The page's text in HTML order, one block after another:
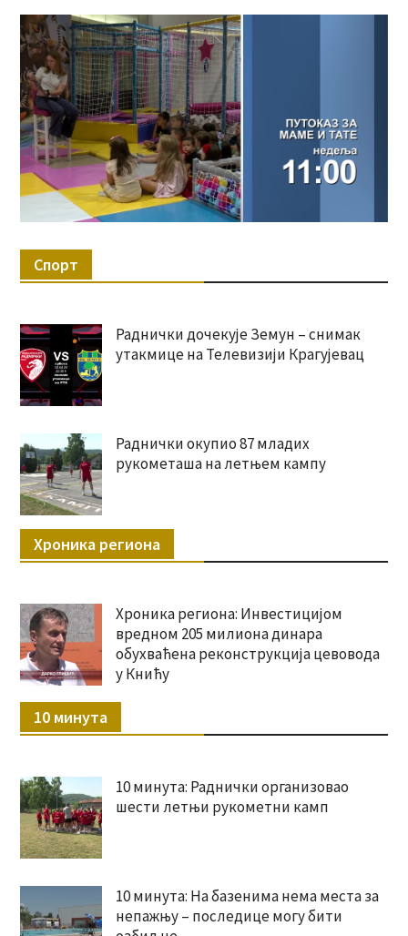
Спорт
Раднички дочекује Земун – снимак
утакмице на Телевизији Крагујевац
Раднички окупио 87 младих
рукометаша на летњем кампу
Хроника региона
Хроника региона: Инвестицијом
вредном 205 милиона динара
обухваћена реконструкција цевовода
у Книћу
10 минута
10 минута: Раднички организовао
шести летњи рукометни камп
10 минута: На базенима нема места за
непажњу – последице могу бити